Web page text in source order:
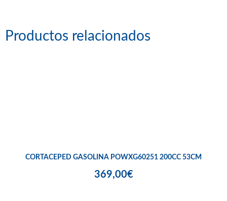
Productos relacionados
CORTACEPED GASOLINA POWXG60251 200CC 53CM
369,00€